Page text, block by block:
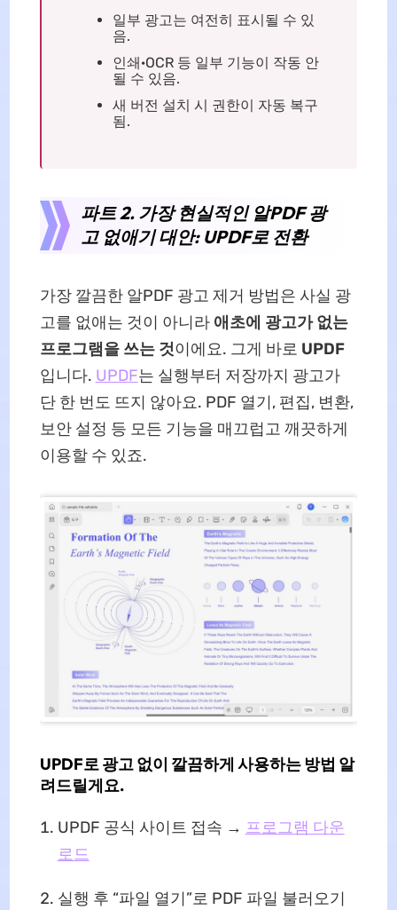
일부 광고는 여전히 표시될 수 있
음.
인쇄·OCR 등 일부 기능이 작동 안
될 수 있음.
새 버전 설치 시 권한이 자동 복구
됨.
파트 2. 가장 현실적인 알PDF 광
고 없애기 대안: UPDF로 전환
가장 깔끔한 알PDF 광고 제거 방법은 사실 광
고를 없애는 것이 아니라 애초에 광고가 없는
프로그램을 쓰는 것이에요. 그게 바로 UPDF
입니다. UPDF는 실행부터 저장까지 광고가
단 한 번도 뜨지 않아요. PDF 열기, 편집, 변환,
보안 설정 등 모든 기능을 매끄럽고 깨끗하게
이용할 수 있죠.
UPDF로 광고 없이 깔끔하게 사용하는 방법 알
려드릴게요.
UPDF 공식 사이트 접속 → 프로그램 다운
로드
실행 후 “파일 열기”로 PDF 파일 불러오기